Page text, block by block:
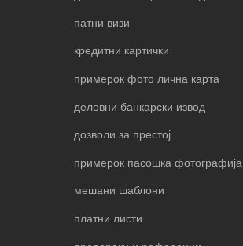
патни визи
кредитни картички
примерок фото лична карта
деловни банкарски извод
дозволи за престој
примерок пасошка фотографија
мешани шаблони
платни листи